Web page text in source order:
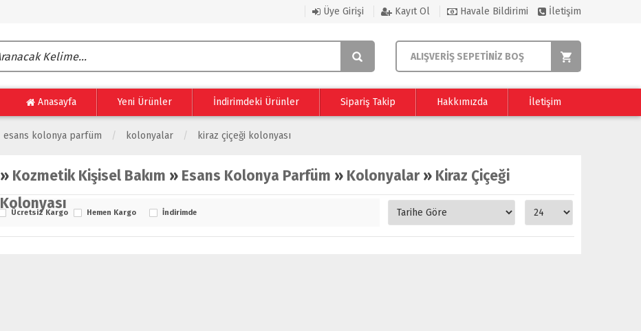
Üye Girişi Kayıt Ol Havale Bildirimi İletişim
ALIŞVERİŞ SEPETİNİZ BOŞ
Anasayfa Yeni Ürünler İndirimdeki Ürünler Sipariş Takip Hakkımızda İletişim
esans kolonya parfüm kolonyalar kiraz çiçeği kolonyası
» Kozmetik Kişisel Bakım » Esans Kolonya Parfüm » Kolonyalar» Kiraz Çiçeği
Kolonyası
Ücretsiz Kargo Hemen Kargo İndirimde